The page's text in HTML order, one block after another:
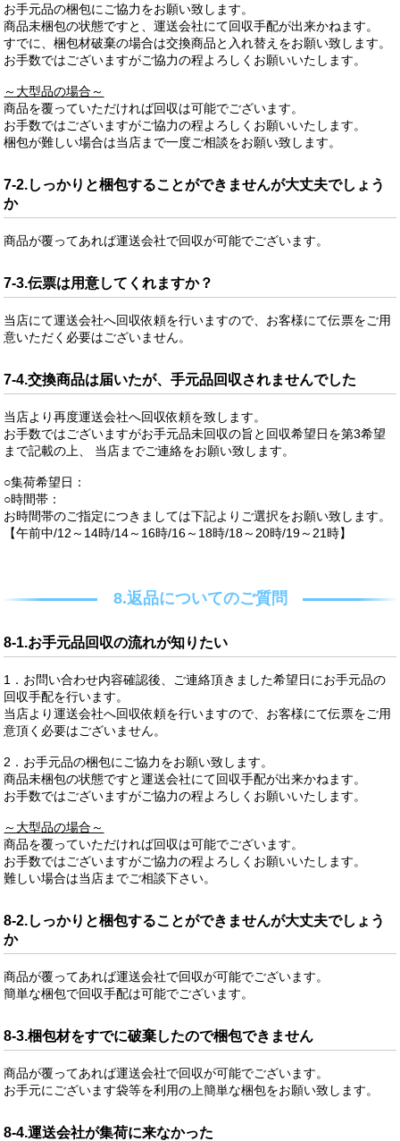
お手元品の梱包にご協力をお願い致します。
商品未梱包の状態ですと、運送会社にて回収手配が出来かねます。
すでに、梱包材破棄の場合は交換商品と入れ替えをお願い致します。
お手数ではございますがご協力の程よろしくお願いいたします。
～大型品の場合～
商品を覆っていただければ回収は可能でございます。
お手数ではございますがご協力の程よろしくお願いいたします。
梱包が難しい場合は当店まで一度ご相談をお願い致します。
7-2.しっかりと梱包することができませんが大丈夫でしょう
か
商品が覆ってあれば運送会社で回収が可能でございます。
7-3.伝票は用意してくれますか？
当店にて運送会社へ回収依頼を行いますので、お客様にて伝票をご用
意いただく必要はございません。
7-4.交換商品は届いたが、手元品回収されませんでした
当店より再度運送会社へ回収依頼を致します。
お手数ではございますがお手元品未回収の旨と回収希望日を第3希望
まで記載の上、 当店までご連絡をお願い致します。
○集荷希望日：
○時間帯：
お時間帯のご指定につきましては下記よりご選択をお願い致します。
【午前中/12～14時/14～16時/16～18時/18～20時/19～21時】
8.返品についてのご質問
8-1.お手元品回収の流れが知りたい
1．お問い合わせ内容確認後、ご連絡頂きました希望日にお手元品の
回収手配を行います。
当店より運送会社へ回収依頼を行いますので、お客様にて伝票をご用
意頂く必要はございません。
2．お手元品の梱包にご協力をお願い致します。
商品未梱包の状態ですと運送会社にて回収手配が出来かねます。
お手数ではございますがご協力の程よろしくお願いいたします。
～大型品の場合～
商品を覆っていただければ回収は可能でございます。
お手数ではございますがご協力の程よろしくお願いいたします。
難しい場合は当店までご相談下さい。
8-2.しっかりと梱包することができませんが大丈夫でしょう
か
商品が覆ってあれば運送会社で回収が可能でございます。
簡単な梱包で回収手配は可能でございます。
8-3.梱包材をすでに破棄したので梱包できません
商品が覆ってあれば運送会社で回収が可能でございます。
お手元にございます袋等を利用の上簡単な梱包をお願い致します。
8-4.運送会社が集荷に来なかった